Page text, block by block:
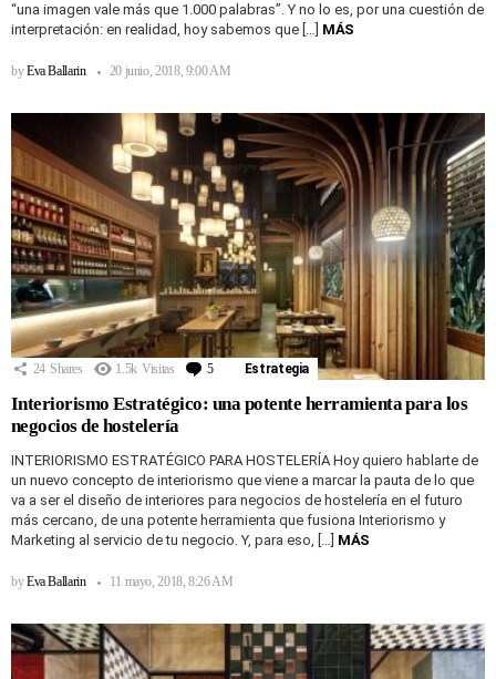
“una imagen vale más que 1.000 palabras”. Y no lo es, por una cuestión de
interpretación: en realidad, hoy sabemos que […] MÁS
byEva Ballarin 20 junio, 2018, 9:00 AM
24 Shares 1.5k Visitas 5 Comentarios
Estrategia
Interiorismo Estratégico: una potente herramienta para los
negocios de hostelería
INTERIORISMO ESTRATÉGICO PARA HOSTELERÍA Hoy quiero hablarte de
un nuevo concepto de interiorismo que viene a marcar la pauta de lo que
va a ser el diseño de interiores para negocios de hostelería en el futuro
más cercano, de una potente herramienta que fusiona Interiorismo y
Marketing al servicio de tu negocio. Y, para eso, […] MÁS
byEva Ballarin 11 mayo, 2018, 8:26 AM